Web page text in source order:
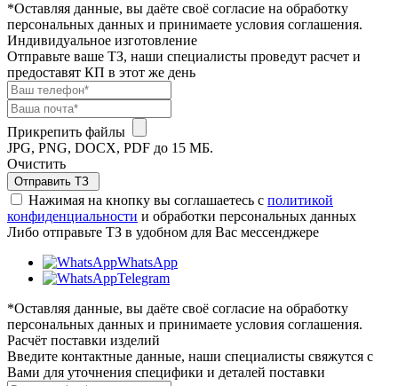
*Оставляя данные, вы даёте своё согласие на обработку
персональных данных и принимаете условия соглашения.
Индивидуальное изготовление
Отправьте ваше ТЗ, наши специалисты проведут расчет и
предоставят КП в этот же день
Прикрепить файлы
JPG, PNG, DOCX, PDF до 15 МБ.
Очистить
Отправить ТЗ
Нажимая на кнопку вы соглашаетесь с политикой
конфиденциальности и обработки персональных данных
Либо отправьте ТЗ в удобном для Вас мессенджере
WhatsApp
Telegram
*Оставляя данные, вы даёте своё согласие на обработку
персональных данных и принимаете условия соглашения.
Расчёт поставки изделий
Введите контактные данные, наши специалисты свяжутся с
Вами для уточнения специфики и деталей поставки